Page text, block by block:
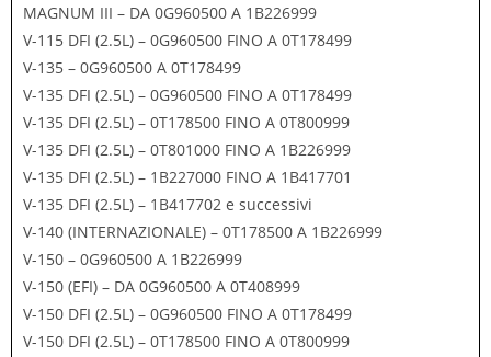
MAGNUM III – DA 0G960500 A 1B226999
V-115 DFI (2.5L) – 0G960500 FINO A 0T178499
V-135 – 0G960500 A 0T178499
V-135 DFI (2.5L) – 0G960500 FINO A 0T178499
V-135 DFI (2.5L) – 0T178500 FINO A 0T800999
V-135 DFI (2.5L) – 0T801000 FINO A 1B226999
V-135 DFI (2.5L) – 1B227000 FINO A 1B417701
V-135 DFI (2.5L) – 1B417702 e successivi
V-140 (INTERNAZIONALE) – 0T178500 A 1B226999
V-150 – 0G960500 A 1B226999
V-150 (EFI) – DA 0G960500 A 0T408999
V-150 DFI (2.5L) – 0G960500 FINO A 0T178499
V-150 DFI (2.5L) – 0T178500 FINO A 0T800999